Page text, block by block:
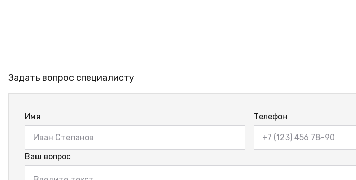
Задать вопрос специалисту
Имя Телефон
Ваш вопрос